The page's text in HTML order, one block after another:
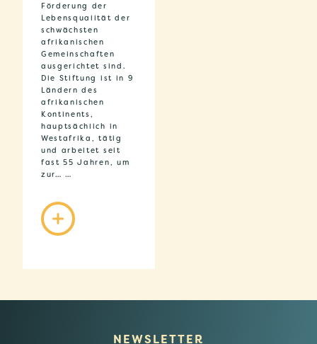
Förderung der
Lebensqualität der
schwächsten
afrikanischen
Gemeinschaften
ausgerichtet sind.
Die Stiftung ist in 9
Ländern des
afrikanischen
Kontinents,
hauptsächlich in
Westafrika, tätig
und arbeitet seit
fast 55 Jahren, um
zur… …
NEWSLETTER